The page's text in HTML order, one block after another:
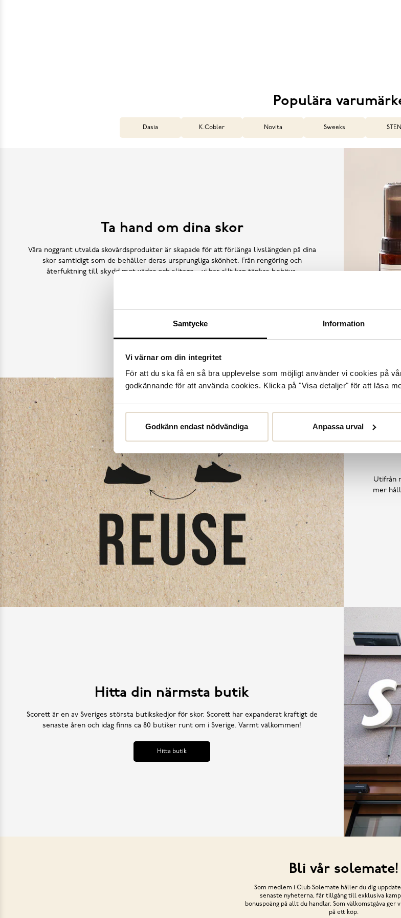
Samtycke Information
Vi värnar om din integritet
För att du ska få en så bra upplevelse som möjligt använder vi cookies på
godkännande för att använda cookies. Klicka på "Visa detaljer" för att läsa
Godkänn endast nödvändiga Anpassa urval
Populära
Dasia K.Cobler Novita Sweeks
Ta hand om dina skor
Våra noggrant utvalda skovårdsprodukter är skapade för att förlänga livslängden på dina
skor samtidigt som de behåller deras ursprungliga skönhet. Från rengöring och
återfuktning till skydd mot väder och slitage – vi har allt kan tänkas behöva.
Utifrån
mer
Hitta din närmsta butik
Scorett är en av Sveriges största butikskedjor för skor. Scorett har expanderat kraftigt de
senaste åren och idag finns ca 80 butiker runt om i Sverige. Varmt välkommen!
Hitta butik
Bli vår solemate!
Som medlem i Club Solemate håller du dig
senaste nyheterna, får tillgång till exklusiva
bonuspoäng på allt du handlar. Som välkomstgåva ger
på ett köp.